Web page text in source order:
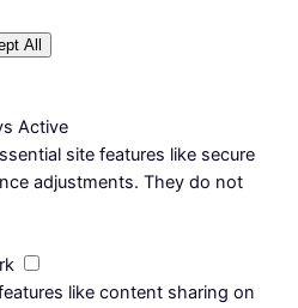
All
Active
site features like secure
adjustments. They do not
like content sharing on